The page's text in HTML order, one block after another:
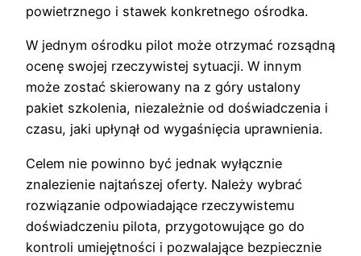
powietrznego i stawek konkretnego ośrodka.
W jednym ośrodku pilot może otrzymać rozsądną
ocenę swojej rzeczywistej sytuacji. W innym
może zostać skierowany na z góry ustalony
pakiet szkolenia, niezależnie od doświadczenia i
czasu, jaki upłynął od wygaśnięcia uprawnienia.
Celem nie powinno być jednak wyłącznie
znalezienie najtańszej oferty. Należy wybrać
rozwiązanie odpowiadające rzeczywistemu
doświadczeniu pilota, przygotowujące go do
kontroli umiejętności i pozwalające bezpiecznie